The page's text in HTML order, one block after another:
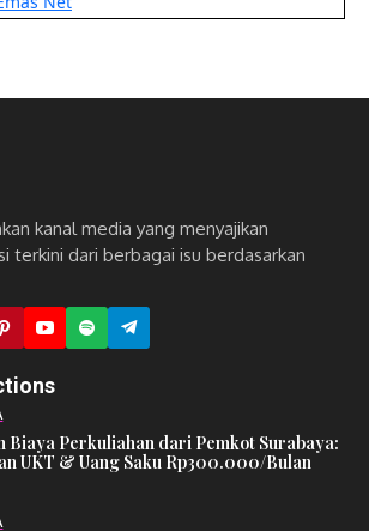
kanal media yang menyajikan
terkini dari berbagai isu berdasarkan
Biaya Perkuliahan dari Pemkot Surabaya:
UKT & Uang Saku Rp300.000/Bulan